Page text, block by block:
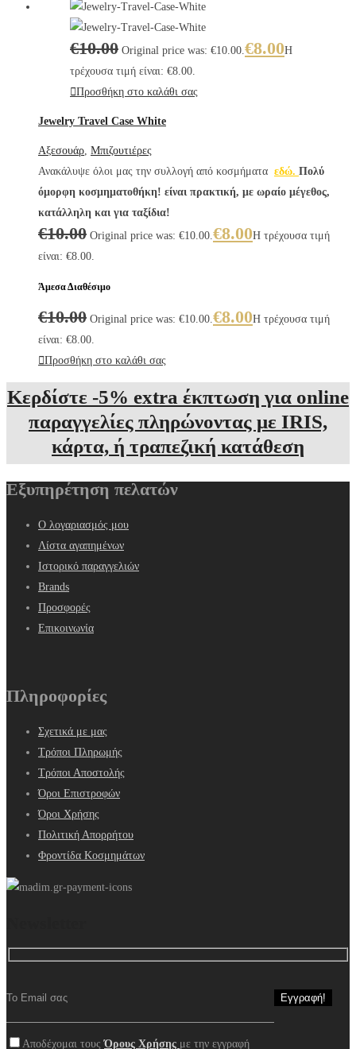
€10.00 Original price was: €10.00.€8.00Η
τρέχουσα τιμή είναι: €8.00.
Προσθήκη στο καλάθι σας
Jewelry Travel Case White
Αξεσουάρ, Μπιζουτιέρες
Ανακάλυψε όλοι μας την συλλογή από κοσμήματα εδώ. Πολύ
όμορφη κοσμηματοθήκη! είναι πρακτική, με ωραίο μέγεθος,
κατάλληλη και για ταξίδια!
€10.00 Original price was: €10.00.€8.00Η τρέχουσα τιμή
είναι: €8.00.
Άμεσα Διαθέσιμο
€10.00 Original price was: €10.00.€8.00Η τρέχουσα τιμή
είναι: €8.00.
Προσθήκη στο καλάθι σας
Κερδίστε -5% extra έκπτωση για online
παραγγελίες πληρώνοντας με IRIS,
κάρτα, ή τραπεζική κατάθεση
Εξυπηρέτηση πελατών
Ο λογαριασμός μου
Λίστα αγαπημένων
Ιστορικό παραγγελιών
Brands
Προσφορές
Επικοινωνία
Πληροφορίες
Σχετικά με μας
Τρόποι Πληρωμής
Τρόποι Αποστολής
Όροι Επιστροφών
Όροι Χρήσης
Πολιτική Απορρήτου
Φροντίδα Κοσμημάτων
Αποδέχομαι τουςΌρους Χρήσης με την εγγραφή